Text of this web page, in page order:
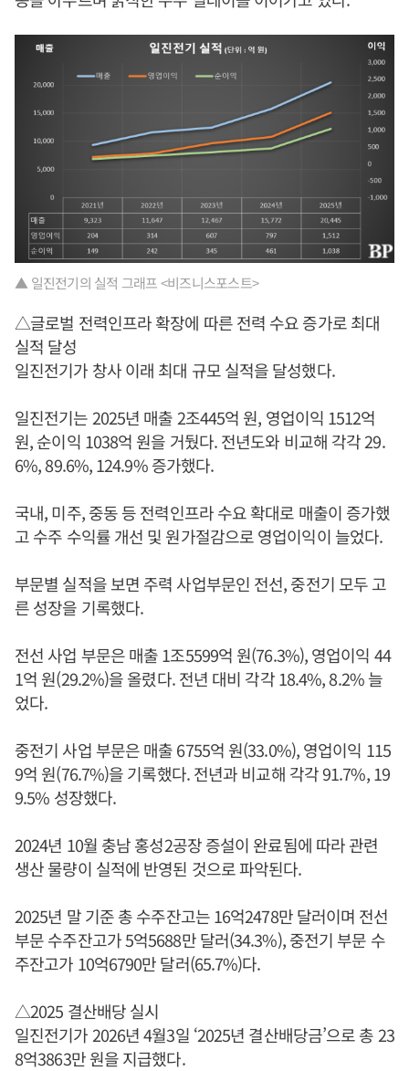
▲ 일진전기의 실적 그래프 <비즈니스포스트>
△글로벌 전력인프라 확장에 따른 전력 수요 증가로 최대
실적 달성
일진전기가 창사 이래 최대 규모 실적을 달성했다.
일진전기는 2025년 매출 2조445억 원, 영업이익 1512억
원, 순이익 1038억 원을 거뒀다. 전년도와 비교해 각각 29.
6%, 89.6%, 124.9% 증가했다.
국내, 미주, 중동 등 전력인프라 수요 확대로 매출이 증가했
고 수주 수익률 개선 및 원가절감으로 영업이익이 늘었다.
부문별 실적을 보면 주력 사업부문인 전선, 중전기 모두 고
른 성장을 기록했다.
전선 사업 부문은 매출 1조5599억 원(76.3%), 영업이익 44
1억 원(29.2%)을 올렸다. 전년 대비 각각 18.4%, 8.2% 늘
었다.
중전기 사업 부문은 매출 6755억 원(33.0%), 영업이익 115
9억 원(76.7%)을 기록했다. 전년과 비교해 각각 91.7%, 19
9.5% 성장했다.
2024년 10월 충남 홍성2공장 증설이 완료됨에 따라 관련
생산 물량이 실적에 반영된 것으로 파악된다.
2025년 말 기준 총 수주잔고는 16억2478만 달러이며 전선
부문 수주잔고가 5억5688만 달러(34.3%), 중전기 부문 수
주잔고가 10억6790만 달러(65.7%)다.
△2025 결산배당 실시
일진전기가 2026년 4월3일 ‘2025년 결산배당금’으로 총 23
8억3863만 원을 지급했다.